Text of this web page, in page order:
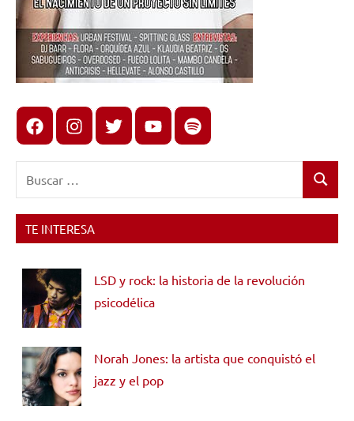
FacebookInstagram
X youtubespotify
Buscar
TE INTERESA
LSD y rock: la historia de la revolución
psicodélica
Norah Jones: la artista que conquistó el
jazz y el pop